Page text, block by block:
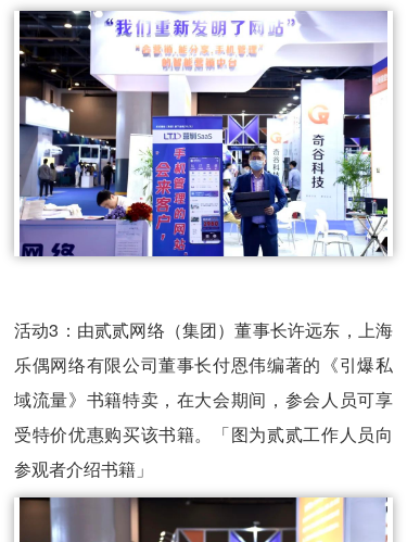
活动3：由贰贰网络（集团）董事长许远东，上海
乐偶网络有限公司董事长付恩伟编著的《引爆私
域流量》书籍特卖，在大会期间，参会人员可享
受特价优惠购买该书籍。「图为贰贰工作人员向
参观者介绍书籍」